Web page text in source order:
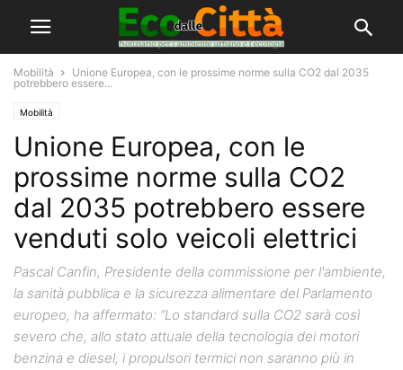
Mobilità
Unione Europea, con le prossime norme sulla CO2 dal 2035
potrebbero essere...
Mobilità
Unione Europea, con le
prossime norme sulla CO2
dal 2035 potrebbero essere
venduti solo veicoli elettrici
Pascal Canfin, Presidente della commissione per l'ambiente,
la sanità pubblica e la sicurezza alimentare del Parlamento
europeo, ha affermato: “Lo standard sulla CO2 sarà così
severo che, allo stato attuale della tecnologia dei motori
benzina e diesel, i propulsori termici non saranno più in